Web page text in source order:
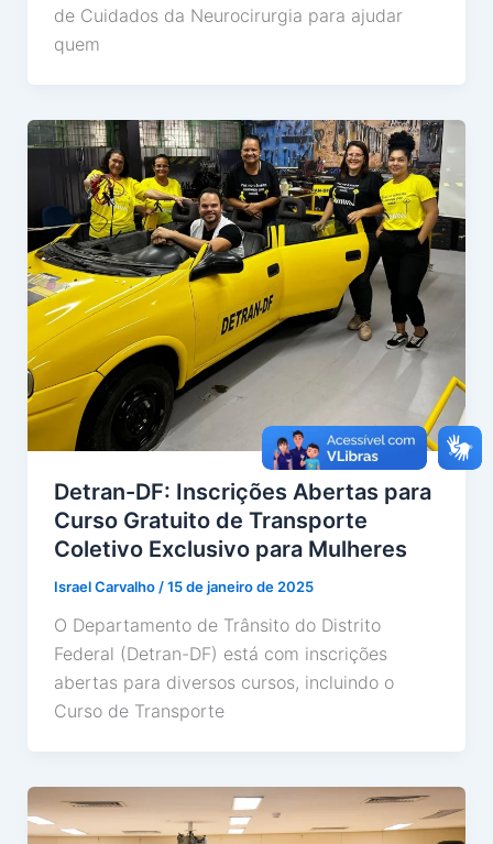
de Cuidados da Neurocirurgia para ajudar
quem
Detran-DF: Inscrições Abertas para
Curso Gratuito de Transporte
Coletivo Exclusivo para Mulheres
Israel Carvalho /15 de janeiro de 2025
O Departamento de Trânsito do Distrito
Federal (Detran-DF) está com inscrições
abertas para diversos cursos, incluindo o
Curso de Transporte